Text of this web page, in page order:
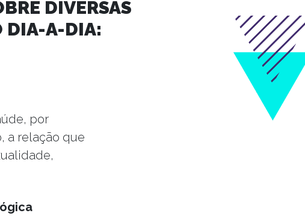
DIVERSAS
DIA-A-DIA:
por
a relação que